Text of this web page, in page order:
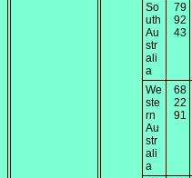
So
uth
Au
str
ali
a
79
92
43
We
ste
rn
Au
str
ali
a
68
22
91